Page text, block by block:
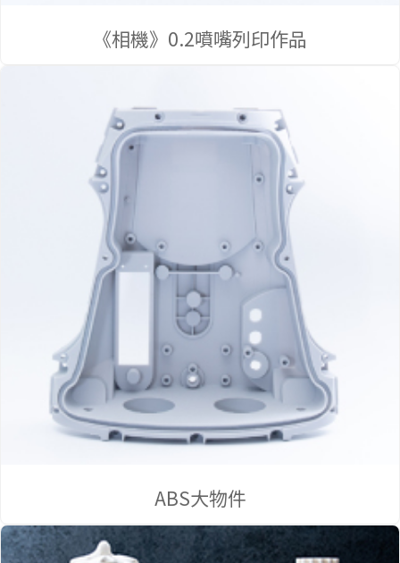
集
免費
《相機》0.2噴嘴列印作品
ABS大物件